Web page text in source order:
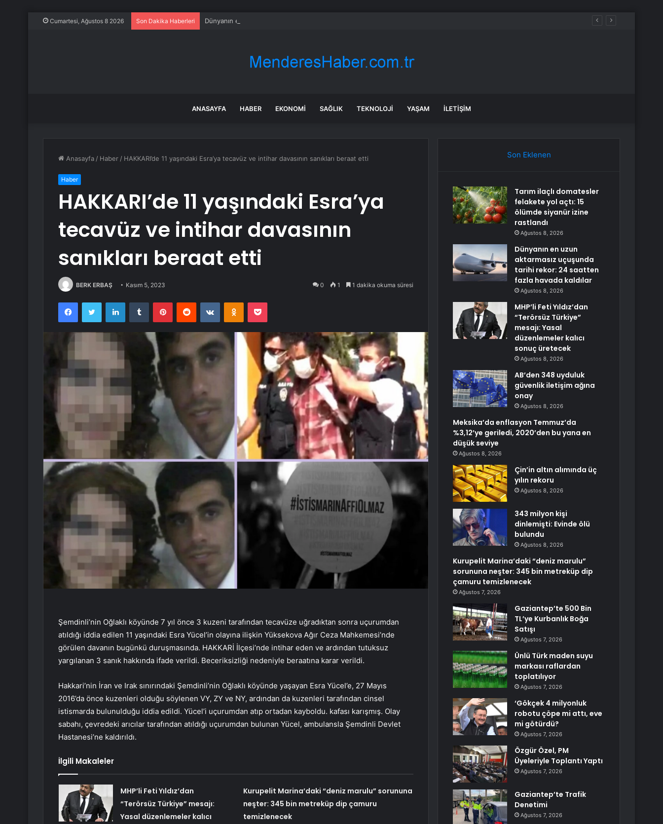
Cumartesi, Ağustos 8 2026 Son Dakika Haberleri Dünyanın en uzun aktarmasız uçuşunda tarihi rekor: 24 saatten fazla havada kaldılar
ANASAYFA HABER EKONOMI SAĞLIK TEKNOLOJI YAŞAM İLETIŞIM
Anasayfa / Haber / HAKKARI’de 11 yaşındaki Esra’ya tecavüz ve intihar davasının sanıkları beraat etti
Haber
HAKKARI’de 11 yaşındaki Esra’ya
tecavüz ve intihar davasının
sanıkları beraat etti
BERK ERBAŞ Kasım 5, 2023 0 1 1 dakika okuma süresi
FacebookTwitter LinkedInTumblr PinterestReddit VKontakteOdnoklassniki
Pocket
Şemdinli’nin Oğlaklı köyünde 7 yıl önce 3 kuzeni tarafından tecavüze uğradıktan sonra uçurumdan
atıldığı iddia edilen 11 yaşındaki Esra Yücel’in olayına ilişkin Yüksekova Ağır Ceza Mahkemesi’nde
görülen davanın bugünkü duruşmasında. HAKKARİ İlçesi’nde intihar eden ve ardından tutuksuz
yargılanan 3 sanık hakkında ifade verildi. Beceriksizliği nedeniyle beraatına karar verildi.
Hakkari’nin İran ve Irak sınırındaki Şemdinli’nin Oğlaklı köyünde yaşayan Esra Yücel’e, 27 Mayıs
2016’da önce kuzenleri olduğu söylenen VY, ZY ve NY, ardından da kuzenleri tarafından cinsel
istismarda bulunulduğu iddia edildi. ​​Yücel’i uçurumdan atıp ortadan kayboldu. kafası karışmış. Olay
sabahı, çevredeki arıcılar tarafından atıldığı uçurumdan bulunan Yücel, ambulansla Şemdinli Devlet
Hastanesi’ne kaldırıldı.
İlgili Makaleler
MHP’li Feti Yıldız’dan
“Terörsüz Türkiye” mesajı:
Yasal düzenlemeler kalıcı
Kurupelit Marina’daki “deniz marulu” sorununa
neşter: 345 bin metreküp dip çamuru
temizlenecek
Son Eklenen
Tarım ilaçlı domatesler
felakete yol açtı: 15
ölümde siyanür izine
rastlandı
Ağustos 8, 2026
Dünyanın en uzun
aktarmasız uçuşunda
tarihi rekor: 24 saatten
fazla havada kaldılar
Ağustos 8, 2026
MHP’li Feti Yıldız’dan
“Terörsüz Türkiye”
mesajı: Yasal
düzenlemeler kalıcı
sonuç üretecek
Ağustos 8, 2026
AB’den 348 uyduluk
güvenlik iletişim ağına
onay
Ağustos 8, 2026
Meksika’da enflasyon Temmuz’da
%3,12’ye geriledi, 2020’den bu yana en
düşük seviye
Ağustos 8, 2026
Çin’in altın alımında üç
yılın rekoru
Ağustos 8, 2026
343 milyon kişi
dinlemişti: Evinde ölü
bulundu
Ağustos 8, 2026
Kurupelit Marina’daki “deniz marulu”
sorununa neşter: 345 bin metreküp dip
çamuru temizlenecek
Ağustos 7, 2026
Gaziantep’te 500 Bin
TL’ye Kurbanlık Boğa
Satışı
Ağustos 7, 2026
Ünlü Türk maden suyu
markası raflardan
toplatılıyor
Ağustos 7, 2026
‘Gökçek 4 milyonluk
robotu çöpe mi attı, eve
mi götürdü?
Ağustos 7, 2026
Özgür Özel, PM
Üyeleriyle Toplantı Yaptı
Ağustos 7, 2026
Gaziantep’te Trafik
Denetimi
Ağustos 7, 2026